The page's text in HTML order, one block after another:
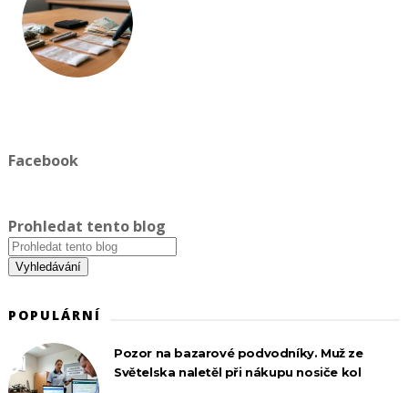
Facebook
Prohledat tento blog
POPULÁRNÍ
Pozor na bazarové podvodníky. Muž ze
Světelska naletěl při nákupu nosiče kol